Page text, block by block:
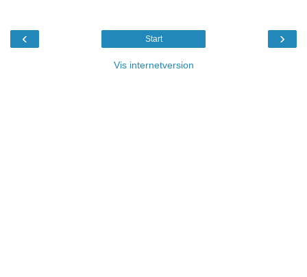
‹ ›
Start
Vis internetversion